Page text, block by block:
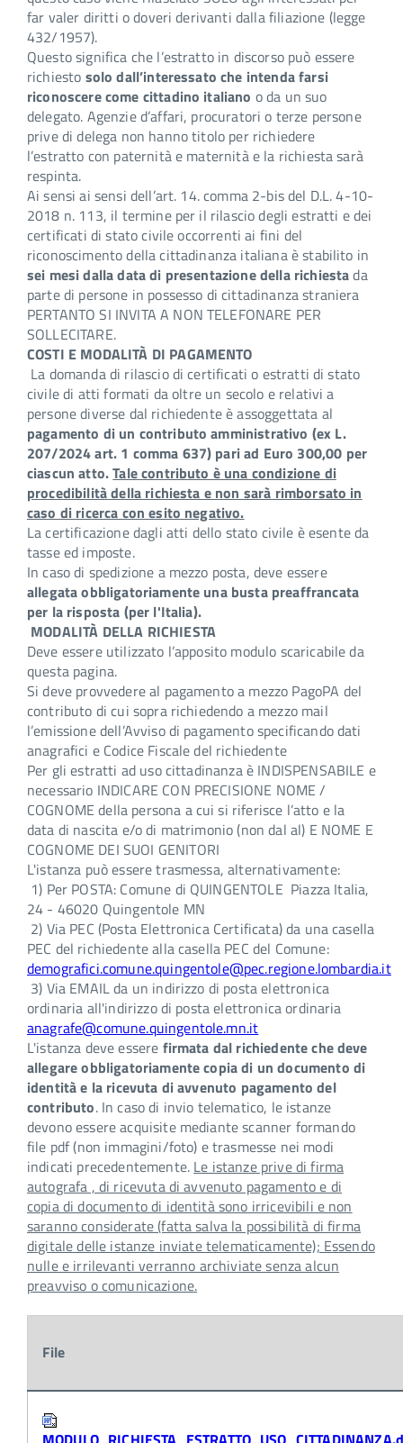
far valer diritti o doveri derivanti dalla filiazione (legge
432/1957).
Questo significa che l’estratto in discorso può essere
richiesto solo dall’interessato che intenda farsi
riconoscere come cittadino italiano o da un suo
delegato. Agenzie d’affari, procuratori o terze persone
prive di delega non hanno titolo per richiedere
l’estratto con paternità e maternità e la richiesta sarà
respinta.
Ai sensi ai sensi dell’art. 14. comma 2-bis del D.L. 4-10-
2018 n. 113, il termine per il rilascio degli estratti e dei
certificati di stato civile occorrenti ai fini del
riconoscimento della cittadinanza italiana è stabilito in
sei mesi dalla data di presentazione della richiestada
parte di persone in possesso di cittadinanza straniera
PERTANTO SI INVITA A NON TELEFONARE PER
SOLLECITARE.
COSTI E MODALITÀ DI PAGAMENTO
La domanda di rilascio di certificati o estratti di stato
civile di atti formati da oltre un secolo e relativi a
persone diverse dal richiedente è assoggettata al
pagamento di un contributo amministrativo (ex L.
207/2024 art. 1 comma 637) pari ad Euro 300,00 per
ciascun atto.Tale contributo è una condizione di
procedibilità della richiesta e non sarà rimborsato in
caso di ricerca con esito negativo.
La certificazione dagli atti dello stato civile è esente da
tasse ed imposte.
In caso di spedizione a mezzo posta, deve essere
allegata obbligatoriamente una busta preaffrancata
per la risposta (per l'Italia).
MODALITÀ DELLA RICHIESTA
Deve essere utilizzato l’apposito modulo scaricabile da
questa pagina.
Si deve provvedere al pagamento a mezzo PagoPA del
contributo di cui sopra richiedendo a mezzo mail
l’emissione dell’Avviso di pagamento specificando dati
anagrafici e Codice Fiscale del richiedente
Per gli estratti ad uso cittadinanza è INDISPENSABILE e
necessario INDICARE CON PRECISIONE NOME /
COGNOME della persona a cui si riferisce l’atto e la
data di nascita e/o di matrimonio (non dal al) E NOME E
COGNOME DEI SUOI GENITORI
L'istanza può essere trasmessa, alternativamente:
1) Per POSTA: Comune di QUINGENTOLE Piazza Italia,
24 - 46020 Quingentole MN
2) Via PEC (Posta Elettronica Certificata) da una casella
PEC del richiedente alla casella PEC del Comune:
demografici.comune.quingentole@pec.regione.lombardia.it
3) Via EMAIL da un indirizzo di posta elettronica
ordinaria all'indirizzo di posta elettronica ordinaria
anagrafe@comune.quingentole.mn.it
L'istanza deve essere firmata dal richiedente che deve
allegare obbligatoriamente copia di un documento di
identità e la ricevuta di avvenuto pagamento del
contributo. In caso di invio telematico, le istanze
devono essere acquisite mediante scanner formando
file pdf (non immagini/foto) e trasmesse nei modi
indicati precedentemente. Le istanze prive di firma
autografa , di ricevuta di avvenuto pagamento e di
copia di documento di identità sono irricevibili e non
saranno considerate (fatta salva la possibilità di firma
digitale delle istanze inviate telematicamente); Essendo
nulle e irrilevanti verranno archiviate senza alcun
preavviso o comunicazione.
File